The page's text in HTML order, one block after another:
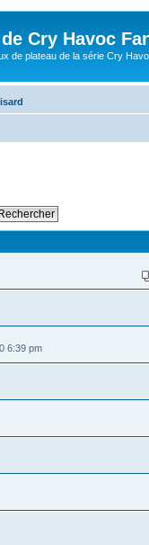
Cry Havoc
de plateau de la série Cry
6:39 pm